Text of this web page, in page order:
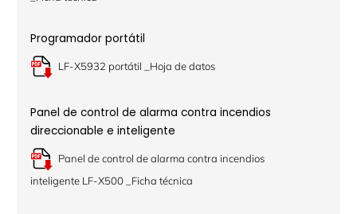
Programador portátil
LF-X5932 portátil _Hoja de datos
Panel de control de alarma contra incendios
direccionable e inteligente
Panel de control de alarma contra incendios
inteligente LF-X500 _Ficha técnica